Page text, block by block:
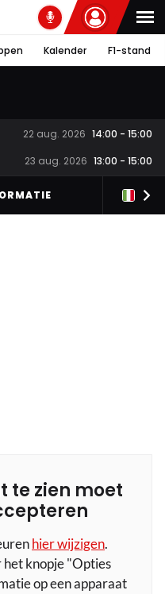
Kalender F1-stand
22 aug. 2026 14:00 - 15:00
23 aug. 2026 13:00 - 15:00
te zien moet
hier wijzigen.
knopje "Opties
op een apparaat